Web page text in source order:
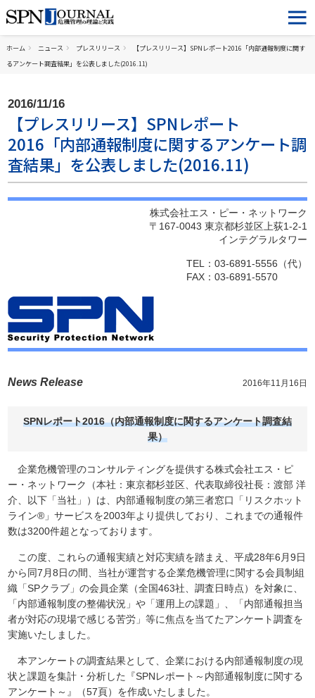
ホーム ニュース プレスリリース
【プレスリリース】SPNレポート2016「内部通報制度に関す
るアンケート調査結果」を公表しました(2016.11)
2016/11/16
【プレスリリース】SPNレポート
2016「内部通報制度に関するアンケート調
査結果」を公表しました(2016.11)
株式会社エス・ピー・ネットワーク
〒167-0043 東京都杉並区上荻1-2-1
インテグラルタワー
TEL：03-6891-5556（代）
FAX：03-6891-5570
2016年11月16日
News Release
SPNレポート2016（内部通報制度に関するアンケート調査結
果）
企業危機管理のコンサルティングを提供する株式会社エス・ピ
ー・ネットワーク（本社：東京都杉並区、代表取締役社長：渡部 洋
介、以下「当社」）は、内部通報制度の第三者窓口「リスクホット
ライン®」サービスを2003年より提供しており、これまでの通報件
数は3200件超となっております。
この度、これらの通報実績と対応実績を踏まえ、平成28年6月9日
から同7月8日の間、当社が運営する企業危機管理に関する会員制組
織「SPクラブ」の会員企業（全国463社、調査日時点）を対象に、
「内部通報制度の整備状況」や「運用上の課題」、「内部通報担当
者が対応の現場で感じる苦労」等に焦点を当てたアンケート調査を
実施いたしました。
本アンケートの調査結果として、企業における内部通報制度の現
状と課題を集計・分析した『SPNレポート～内部通報制度に関する
アンケート～』（57頁）を作成いたしました。